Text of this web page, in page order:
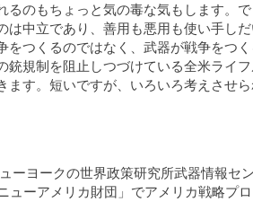
るのもちょっと気の毒な気もします。で
は中立であり、善用も悪用も使い手し
つくるのではなく、武器が戦争をつく
銃規制を阻止しつづけている全米ライ
ます。短いですが、いろいろ考えさせ
ヨークの世界政策研究所武器情報セ
ューアメリカ財団」でアメリカ戦略プ